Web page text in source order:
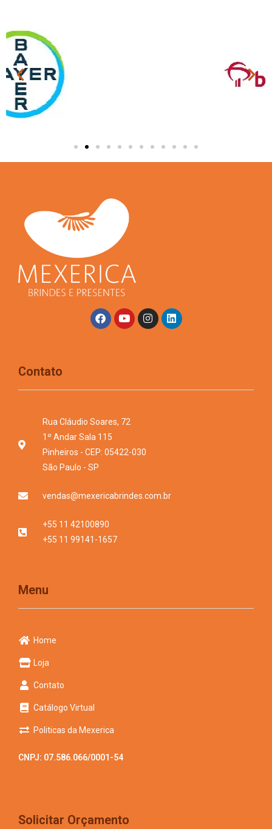
Contato
Rua Cláudio Soares, 72
1º Andar Sala 115
Pinheiros - CEP: 05422-030
São Paulo - SP
vendas@mexericabrindes.com.br
+55 11 42100890
+55 11 99141-1657
Menu
Home
Loja
Contato
Catálogo Virtual
Politicas da Mexerica
CNPJ: 07.586.066/0001-54
Solicitar Orçamento